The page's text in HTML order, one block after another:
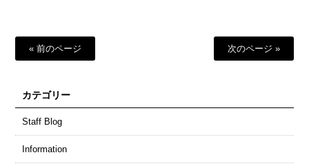
« 前のページ 次のページ »
カテゴリー
Staff Blog
Information